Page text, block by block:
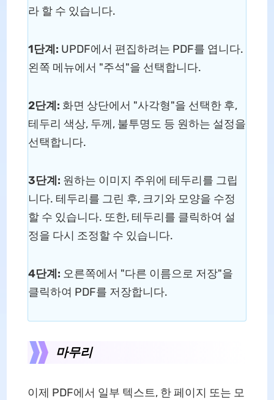
라 할 수 있습니다.
1단계: UPDF에서 편집하려는 PDF를 엽니다.
왼쪽 메뉴에서 "주석"을 선택합니다.
2단계: 화면 상단에서 "사각형"을 선택한 후,
테두리 색상, 두께, 불투명도 등 원하는 설정을
선택합니다.
3단계: 원하는 이미지 주위에 테두리를 그립
니다. 테두리를 그린 후, 크기와 모양을 수정
할 수 있습니다. 또한, 테두리를 클릭하여 설
정을 다시 조정할 수 있습니다.
4단계: 오른쪽에서 "다른 이름으로 저장"을
클릭하여 PDF를 저장합니다.
마무리
이제 PDF에서 일부 텍스트, 한 페이지 또는 모